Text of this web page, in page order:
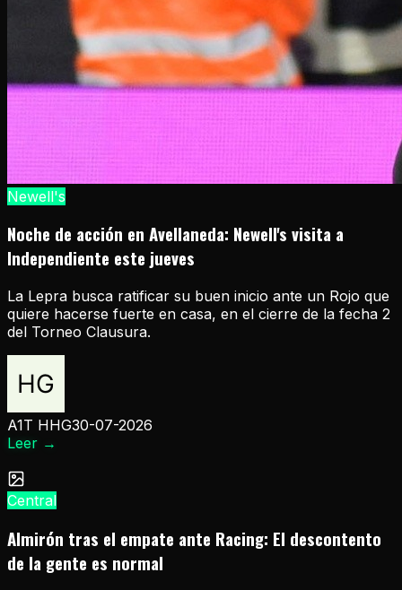
Newell's
Noche de acción en Avellaneda: Newell's visita a
Independiente este jueves
La Lepra busca ratificar su buen inicio ante un Rojo que
quiere hacerse fuerte en casa, en el cierre de la fecha 2
del Torneo Clausura.
A1T HHG30-07-2026
Leer →
Central
Almirón tras el empate ante Racing: El descontento
de la gente es normal